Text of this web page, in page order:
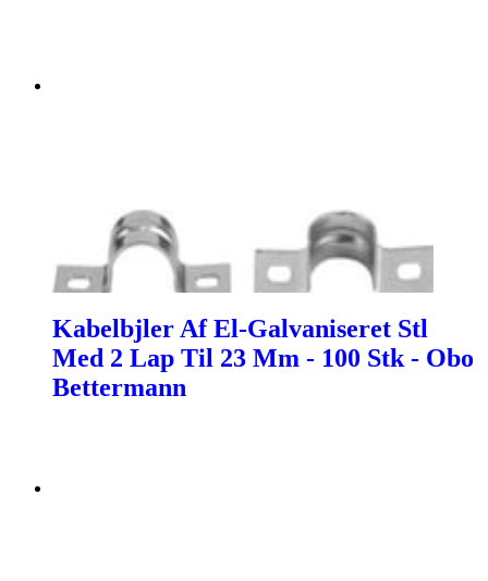
Kabelbjler Af El-Galvaniseret Stl
Med 2 Lap Til 23 Mm - 100 Stk - Obo
Bettermann